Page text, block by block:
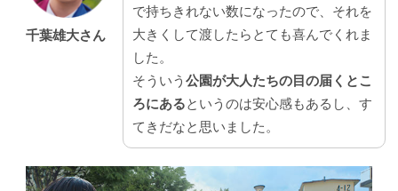
千葉雄大さん
で持ちきれない数になったので、それを
大きくして渡したらとても喜んでくれま
した。
そういう 公園が大人たちの目の届くとこ
ろにあるというのは安心感もあるし、す
てきだなと思いました。